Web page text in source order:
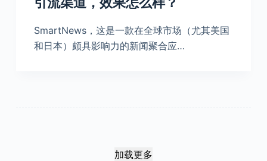
SmartNews，这是一款在全球市场（尤其美国
和日本）颇具影响力的新闻聚合应…
加载更多